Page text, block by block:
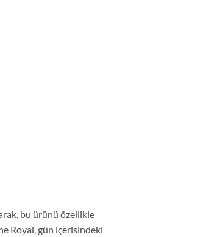
bu ürünü özellikle
Royal, gün içerisindeki